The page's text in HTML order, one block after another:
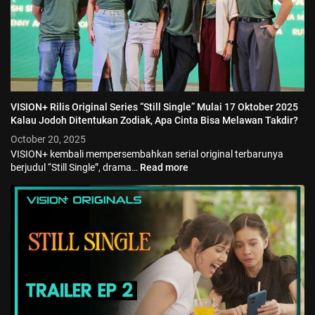
VISION+ Rilis Original Series “Still Single” Mulai 17 Oktober 2025
Kalau Jodoh Ditentukan Zodiak, Apa Cinta Bisa Melawan Takdir?
October 20, 2025
VISION+ kembali mempersembahkan serial original terbarunya
berjudul “Still Single”, drama… Read more